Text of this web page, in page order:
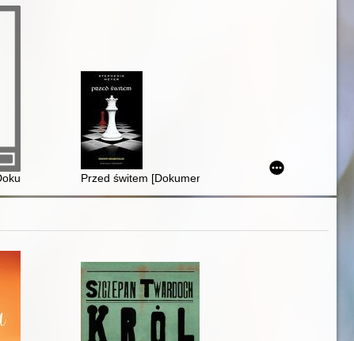
dźwiękowy]Przed świtem [Dokument dźwiękowy]